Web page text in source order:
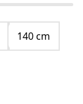
140 cm